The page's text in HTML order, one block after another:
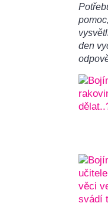
den